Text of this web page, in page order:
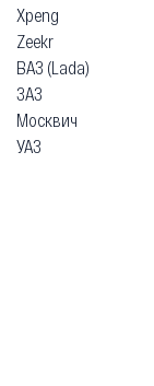
Xpeng
Zeekr
ВАЗ (Lada)
ЗАЗ
Москвич
УАЗ